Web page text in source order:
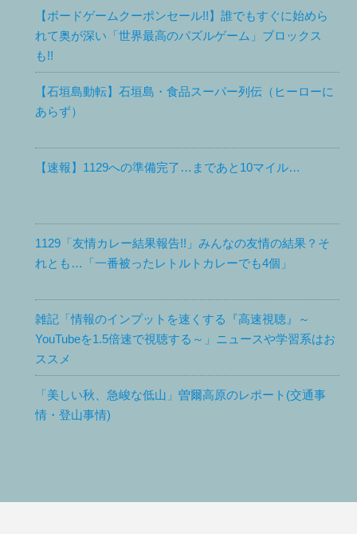
【ボードゲームクーポンセール!!】誰でもすぐに始めら
れて奥が深い「世界最高のパズルゲーム」ブロックス
も!!
【石垣島動転】石垣島・食品スーパー列伝（ヒーローに
あらず）
【速報】1129への準備完了…まであと10マイル…
1129「友情カレー結果報告!!」みんなの友情の結果？そ
れとも…「一番被ったレトルトカレーでも4個」
雑記「情報のインプットを速くする『高速視聴』～
YouTubeを1.5倍速で視聴する～」ニュースや学習系はお
ススメ
「美しい秋、急峻な低山」曽爾高原のレポート(交通事
情・登山事情)